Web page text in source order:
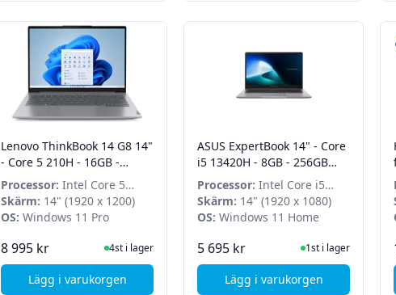
Lenovo ThinkBook 14 G8 14"
- Core 5 210H - 16GB -
512GB SSD - Windows 11
Pro
Processor: Intel Core 5
210H
Skärm: 14" (1920 x 1200)
OS: Windows 11 Pro
8 995 kr I Lager4st i lager
Lägg i varukorgen, Lenovo ThinkBook 14 G8 14" - Core 5 210H - 16GB -
ASUS ExpertBook 14" - Core
i5 13420H - 8GB - 256GB
SSD - Win 11 Home
Processor: Intel Core i5
13420H
Skärm: 14" (1920 x 1080)
OS: Windows 11 Home
5 695 kr I Lager1st i lager
Lägg i varukorgen, ASUS ExpertBook